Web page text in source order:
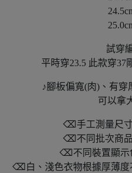
試穿
平時穿23.5 此款穿37
♪腳板偏寬(肉)、有穿
可以拿
⌫手工測量尺寸
⌫不同批次商品
⌫不同裝置顯示
⌫白、淺色衣物根據厚薄度